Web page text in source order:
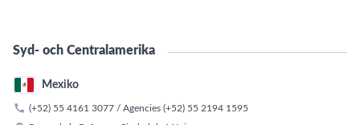
Syd- och Centralamerika
Mexiko
 (+52) 55 4161 3077 / Agencies (+52) 55 2194 1595